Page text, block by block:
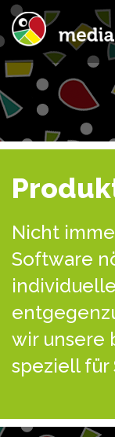
Nicht
Software
wir unsere
speziell für